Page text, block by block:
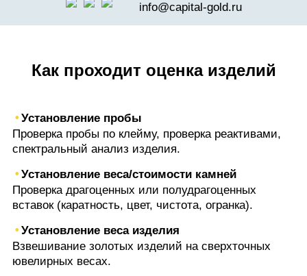
info@capital-gold.ru
Как проходит оценка изделий
Установление пробы
Проверка пробы по клейму, проверка реактивами,
спектральный анализ изделия.
Установление веса/стоимости камней
Проверка драгоценных или полудрагоценных
вставок (каратность, цвет, чистота, огранка).
Установление веса изделия
Взвешивание золотых изделий на сверхточных
ювелирных весах.